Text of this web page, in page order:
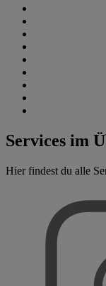
Services im
Hier findest du alle